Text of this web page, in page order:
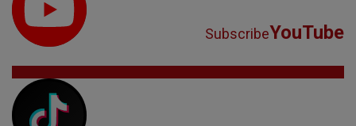
SubscribeYouTube